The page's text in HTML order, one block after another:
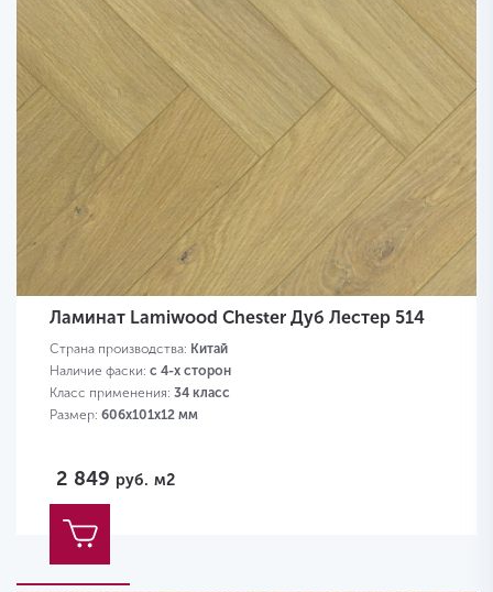
Ламинат Lamiwood Chester Дуб Лестер 514
Страна производства: Китай
Наличие фаски: с 4-х сторон
Класс применения: 34 класс
Размер: 606х101х12 мм
2 849 руб. м2